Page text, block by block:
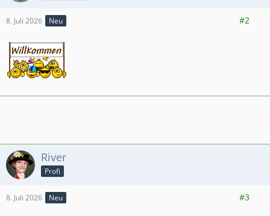
8. Juli 2026
Neu #2
River
Profi
8. Juli 2026
Neu #3